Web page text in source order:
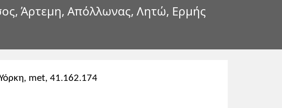
Άρτεμη, Απόλλωνας, Λητώ, Ερμής
met, 41.162.174